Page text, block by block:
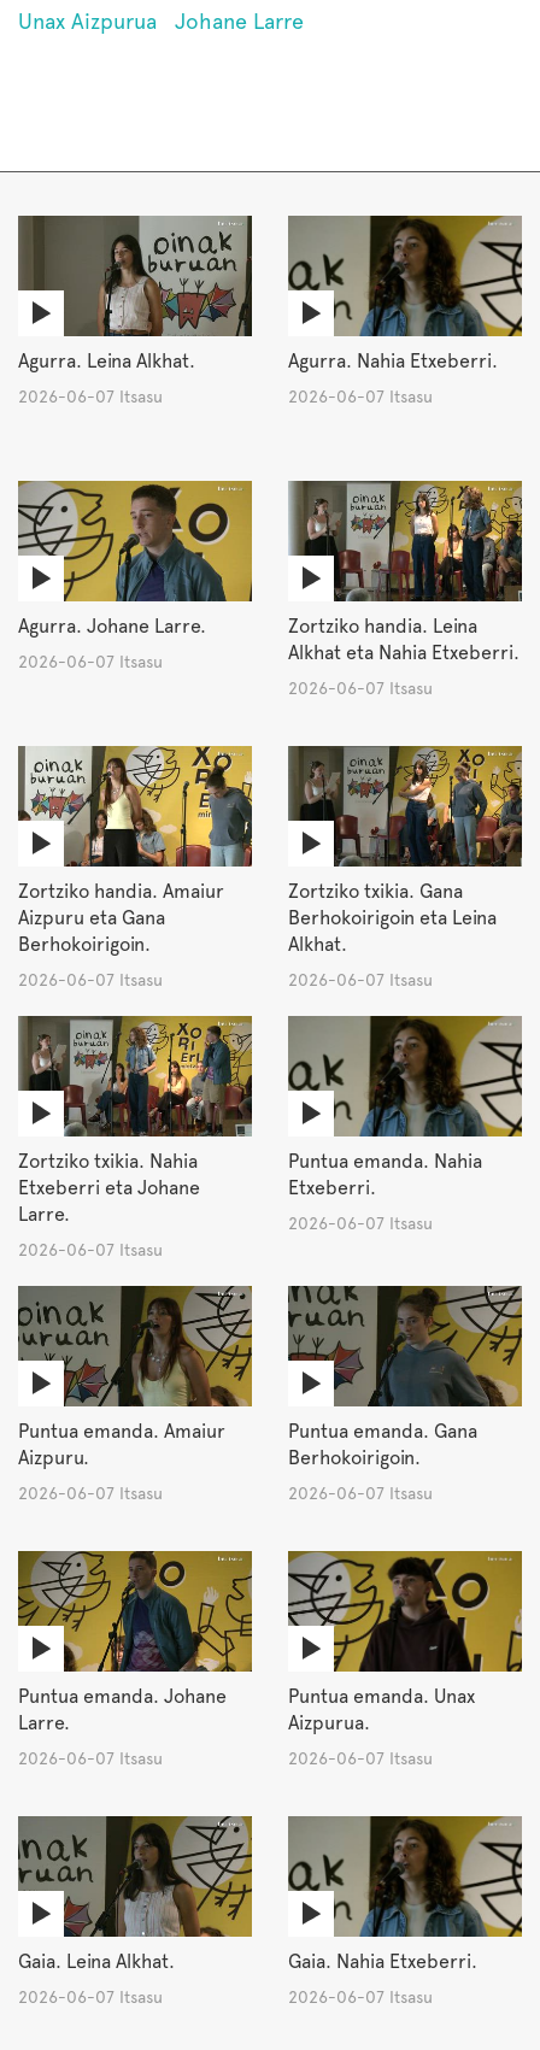
Unax Aizpurua Johane Larre
Agurra. Leina Alkhat.
2026-06-07 Itsasu
Agurra. Nahia Etxeberri.
2026-06-07 Itsasu
Agurra. Johane Larre.
2026-06-07 Itsasu
Zortziko handia. Leina
Alkhat eta Nahia Etxeberri.
2026-06-07 Itsasu
Zortziko handia. Amaiur
Aizpuru eta Gana
Berhokoirigoin.
2026-06-07 Itsasu
Zortziko txikia. Gana
Berhokoirigoin eta Leina
Alkhat.
2026-06-07 Itsasu
Zortziko txikia. Nahia
Etxeberri eta Johane
Larre.
2026-06-07 Itsasu
Puntua emanda. Nahia
Etxeberri.
2026-06-07 Itsasu
Puntua emanda. Amaiur
Aizpuru.
2026-06-07 Itsasu
Puntua emanda. Gana
Berhokoirigoin.
2026-06-07 Itsasu
Puntua emanda. Johane
Larre.
2026-06-07 Itsasu
Puntua emanda. Unax
Aizpurua.
2026-06-07 Itsasu
Gaia. Leina Alkhat.
2026-06-07 Itsasu
Gaia. Nahia Etxeberri.
2026-06-07 Itsasu